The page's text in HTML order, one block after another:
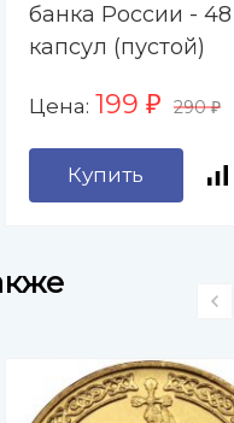
банка России - 48
капсул (пустой)
Цена: 199 ₽ 290₽
Купить